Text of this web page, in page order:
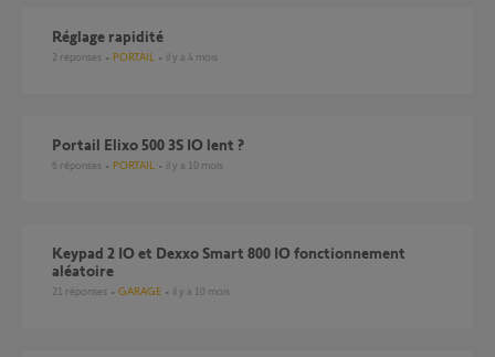
Réglage rapidité
2 réponses PORTAIL il y a 4 mois
Portail Elixo 500 3S IO lent ?
6 réponses PORTAIL il y a 10 mois
Keypad 2 IO et Dexxo Smart 800 IO fonctionnement
aléatoire
21 réponses GARAGE il y a 10 mois